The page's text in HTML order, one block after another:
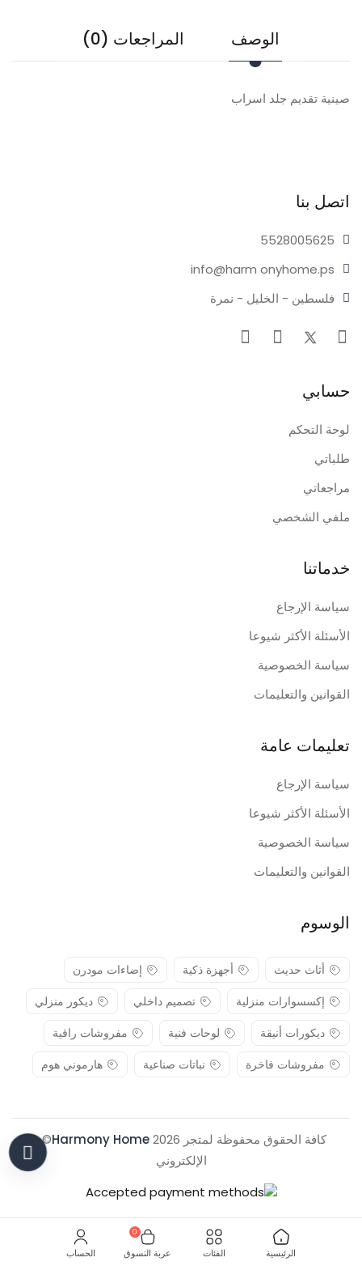
الرئيسية الفئات عربة التسوق
0
الحساب
الوصف المراجعات (0)
صينية تقديم جلد اسراب
اتصل بنا
05625
55280
info@harm onyhome.ps
فلسطين - الخليل - نمرة
حسابي
لوحة التحكم
طلباتي
مراجعاتي
ملفي الشخصي
خدماتنا
سياسة الإرجاع
الأسئلة الأكثر شيوعا
سياسة الخصوصية
القوانين والتعليمات
تعليمات عامة
سياسة الإرجاع
الأسئلة الأكثر شيوعا
سياسة الخصوصية
القوانين والتعليمات
الوسوم
أثاث حديث أجهزة ذكية
إضاءات مودرن
إكسسوارات منزلية
تصميم داخلي
ديكور منزلي
ديكورات أنيقة
لوحات فنية
مفروشات راقية
مفروشات فاخرة
نباتات صناعية هارموني هوم
كافة الحقوق محفوظة لمتجر 2026 Harmony Home
© .
الإلكتروني